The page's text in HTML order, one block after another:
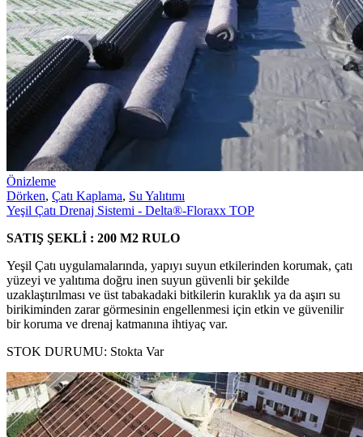
Önizleme
Dörken, Çatı Kaplama, Su Yalıtımı
Yeşil Çatı Drenaj Sistemi - Delta®-Floraxx TOP
SATIŞ ŞEKLİ : 200 M2 RULO
Yeşil Çatı uygulamalarında, yapıyı suyun etkilerinden korumak, çatı
yüzeyi ve yalıtıma doğru inen suyun güvenli bir şekilde
uzaklaştırılması ve üst tabakadaki bitkilerin kuraklık ya da aşırı su
birikiminden zarar görmesinin engellenmesi için etkin ve güvenilir
bir koruma ve drenaj katmanına ihtiyaç var.
STOK DURUMU: Stokta Var